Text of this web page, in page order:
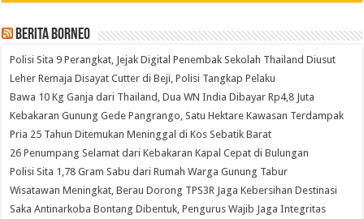
Berita Borneo
Polisi Sita 9 Perangkat, Jejak Digital Penembak Sekolah Thailand Diusut
Leher Remaja Disayat Cutter di Beji, Polisi Tangkap Pelaku
Bawa 10 Kg Ganja dari Thailand, Dua WN India Dibayar Rp4,8 Juta
Kebakaran Gunung Gede Pangrango, Satu Hektare Kawasan Terdampak
Pria 25 Tahun Ditemukan Meninggal di Kos Sebatik Barat
26 Penumpang Selamat dari Kebakaran Kapal Cepat di Bulungan
Polisi Sita 1,78 Gram Sabu dari Rumah Warga Gunung Tabur
Wisatawan Meningkat, Berau Dorong TPS3R Jaga Kebersihan Destinasi
Saka Antinarkoba Bontang Dibentuk, Pengurus Wajib Jaga Integritas